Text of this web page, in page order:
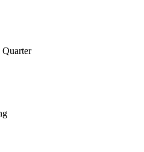
Quarter